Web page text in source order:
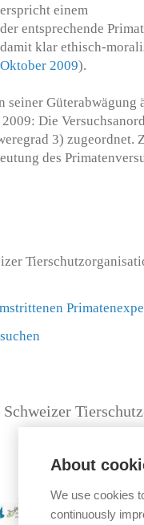
einem
entsprechende
klar ethisch-
2009).
seiner Güterabwägung
Die
3) zugeordnet.
des
About
We use cookies
continuously